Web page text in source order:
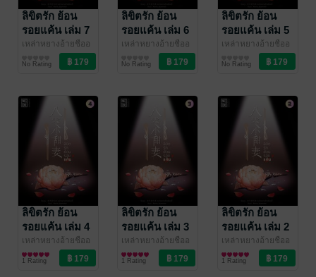
ลิขิตรัก ย้อน
รอยแค้น เล่ม 7
เหล่าหยางอ้ายชืออ
วี๋ (老羊爱吃鱼)/ Ink
Stone
No Rating
ลิขิตรัก ย้อน
รอยแค้น เล่ม 6
เหล่าหยางอ้ายชืออ
วี๋ (老羊爱吃鱼)/ Ink
Stone
No Rating
ลิขิตรัก ย้อน
รอยแค้น เล่ม 5
เหล่าหยางอ้ายชืออ
วี๋ (老羊爱吃鱼)/ Ink
Stone
No Rating
ลิขิตรัก ย้อน
รอยแค้น เล่ม 4
เหล่าหยางอ้ายชืออ
วี๋ (老羊爱吃鱼)/ Ink
Stone
นิยายรัก
1 Rating
ลิขิตรัก ย้อน
รอยแค้น เล่ม 3
เหล่าหยางอ้ายชืออ
วี๋ (老羊爱吃鱼)/ Ink
Stone
นิยายรัก
1 Rating
ลิขิตรัก ย้อน
รอยแค้น เล่ม 2
เหล่าหยางอ้ายชืออ
วี๋ (老羊爱吃鱼)/ Ink
Stone
นิยายรัก
1 Rating